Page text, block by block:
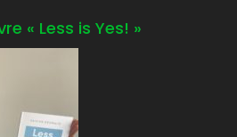
« Less is Yes! »